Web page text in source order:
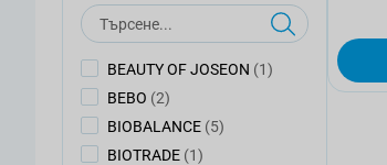
Търсене
BEAUTY OF JOSEON (1)
BEBO (2)
BIOBALANCE (5)
BIOTRADE (1)